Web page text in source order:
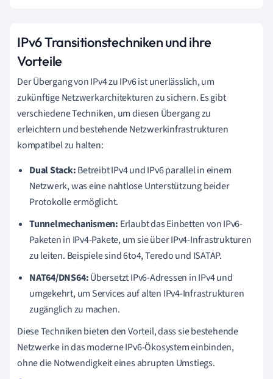
IPv6 Transitionstechniken und ihre
Vorteile
Der Übergang von IPv4 zu IPv6 ist unerlässlich, um
zukünftige Netzwerkarchitekturen zu sichern. Es gibt
verschiedene Techniken, um diesen Übergang zu
erleichtern und bestehende Netzwerkinfrastrukturen
kompatibel zu halten:
Dual Stack:Betreibt IPv4 und IPv6 parallel in einem
Netzwerk, was eine nahtlose Unterstützung beider
Protokolle ermöglicht.
Tunnelmechanismen: Erlaubt das Einbetten von IPv6-
Paketen in IPv4-Pakete, um sie über IPv4-Infrastrukturen
zu leiten. Beispiele sind 6to4, Teredo und ISATAP.
NAT64/DNS64:Übersetzt IPv6-Adressen in IPv4 und
umgekehrt, um Services auf alten IPv4-Infrastrukturen
zugänglich zu machen.
Diese Techniken bieten den Vorteil, dass sie bestehende
Netzwerke in das moderne IPv6-Ökosystem einbinden,
ohne die Notwendigkeit eines abrupten Umstiegs.